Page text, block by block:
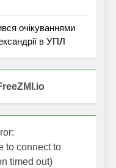
очікуваннями
в УПЛ
to connect to
timed out)